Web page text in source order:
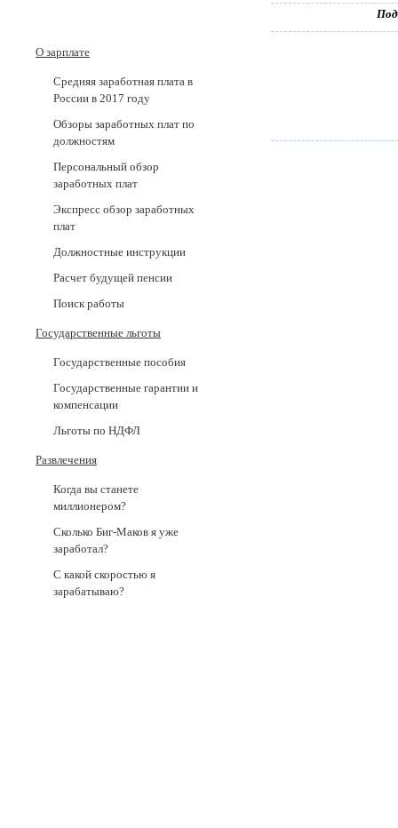
О зарплате
Средняя заработная плата в
России в 2017 годy
Обзоры заработных плат по
должностям
Персональный обзор
заработных плат
Экспресс обзор заработных
плат
Должностные инструкции
Расчет будущей пенсии
Поиск работы
Государственные льготы
Государственные пособия
Государственные гарантии и
компенсации
Льготы по НДФЛ
Развлечения
Когда вы станете
миллионером?
Сколько Биг-Маков я уже
заработал?
С какой скоростью я
зарабатываю?